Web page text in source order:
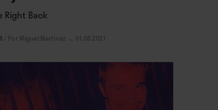
Right Back
/ Por Miguel Martínez → 01.06.2021